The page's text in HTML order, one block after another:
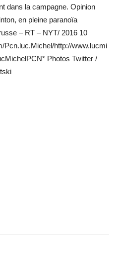
dans la campagne. Opinion
en pleine paranoïa
– RT – NYT/ 2016 10
Pcn.luc.Michel/http://www.lucmi
Photos Twitter /